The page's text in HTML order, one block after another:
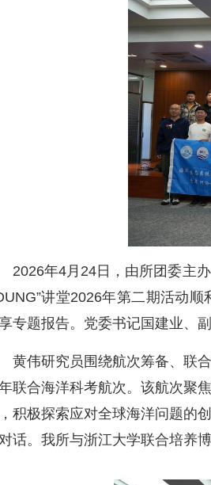
2026年4月24日，由所团委主
讲堂2026年第二期活动
专题报告。党委书记国建业、
黄伟研究员围绕航次筹备、联
联合海洋科考航次。该航次聚
积极探索应对全球海洋问题的
话。我所与浙江大学联合培养